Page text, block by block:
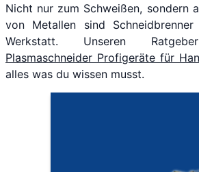
Nicht nur zum Schweißen, sondern
von Metallen sind
Werkstatt. Unseren
Plasmaschneider Profigeräte für
alles was du wissen musst.